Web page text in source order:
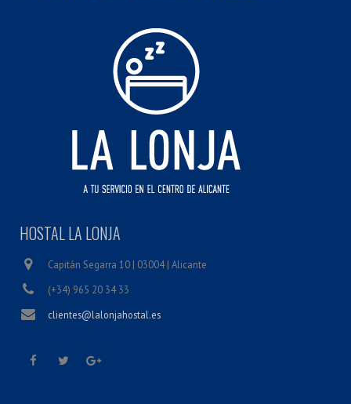
HOSTAL LA LONJA
Capitán Segarra 10 | 03004 | Alicante
(+34) 965 20 34 33
clientes@lalonjahostal.es